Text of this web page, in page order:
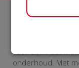
Op BuurtAED.nl
voor een AED.
onderhoud. Met